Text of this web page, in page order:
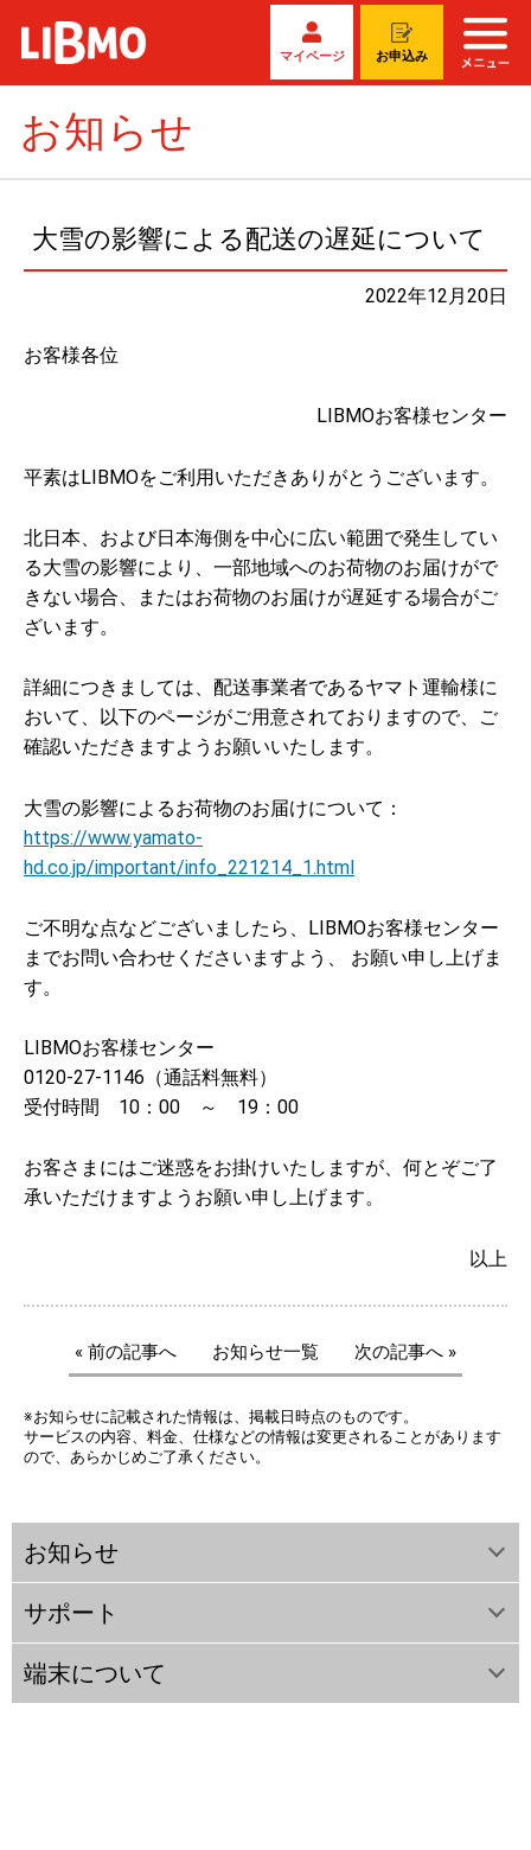
マイページ お申込み
お知らせ
大雪の影響による配送の遅延について
2022年12月20日
お客様各位
LIBMOお客様センター
平素はLIBMOをご利用いただきありがとうございます。
北日本、および日本海側を中心に広い範囲で発生してい
る大雪の影響により、一部地域へのお荷物のお届けがで
きない場合、またはお荷物のお届けが遅延する場合がご
ざいます。
詳細につきましては、配送事業者であるヤマト運輸様に
おいて、以下のページがご用意されておりますので、ご
確認いただきますようお願いいたします。
大雪の影響によるお荷物のお届けについて：
https://www.yamato-
hd.co.jp/important/info_221214_1.html
ご不明な点などございましたら、LIBMOお客様センター
までお問い合わせくださいますよう、 お願い申し上げま
す。
LIBMOお客様センター
0120-27-1146（通話料無料）
受付時間 10：00 ～ 19：00
お客さまにはご迷惑をお掛けいたしますが、何とぞご了
承いただけますようお願い申し上げます。
以上
« 前の記事へ お知らせ一覧 次の記事へ »
※お知らせに記載された情報は、掲載日時点のものです。
サービスの内容、料金、仕様などの情報は変更されることがあります
ので、あらかじめご了承ください。
お知らせ
サポート
端末について